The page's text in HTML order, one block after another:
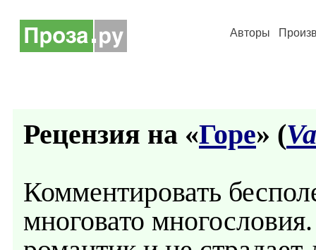
Авторы
Рецензия на «Горе» (
Комментировать
многовато